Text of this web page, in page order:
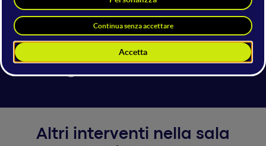
15 giugno 202413:55 - 14:00
Mainstage
Closing Session
Altri interventi nella sala